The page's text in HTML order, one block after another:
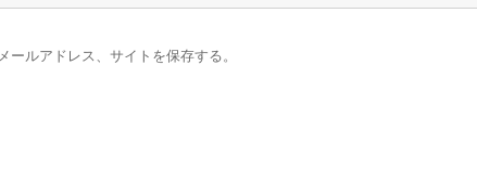
ルアドレス、サイトを保存する。